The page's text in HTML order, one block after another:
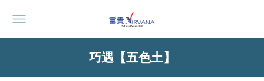
巧遇【五色土】